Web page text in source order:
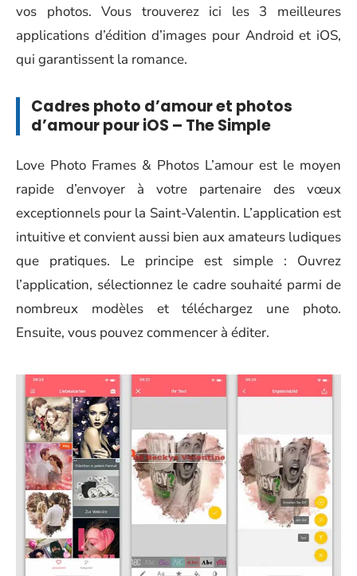
vos photos. Vous trouverez ici les 3 meilleures
applications d’édition d’images pour Android et iOS,
qui garantissent la romance.
Cadres photo d’amour et photos
d’amour pour iOS – The Simple
Love Photo Frames & Photos L’amour est le moyen
rapide d’envoyer à votre partenaire des vœux
exceptionnels pour la Saint-Valentin. L’application est
intuitive et convient aussi bien aux amateurs ludiques
que pratiques. Le principe est simple : Ouvrez
l’application, sélectionnez le cadre souhaité parmi de
nombreux modèles et téléchargez une photo.
Ensuite, vous pouvez commencer à éditer.